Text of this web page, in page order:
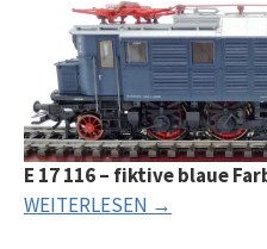
E 17 116 – fiktive blaue
WEITERLESEN →